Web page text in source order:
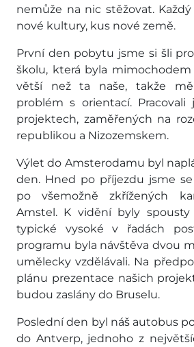
nemůže na nic stěžovat.
nové kultury, kus nové země.
První den pobytu jsme si šli
školu, která byla
větší než ta naše, takže
problém s orientací. Pracovali
projektech, zaměřených na
republikou a Nizozemskem.
Výlet do Amsterodamu byl
den. Hned po příjezdu jsme
po všemožně zkřížených
Amstel. K vidění byly
typické vysoké v řadách
programu byla návštěva dvou
umělecky vzdělávali. Na
plánu prezentace našich
budou zaslány do Bruselu.
Poslední den byl náš autobus
do Antverp, jednoho z